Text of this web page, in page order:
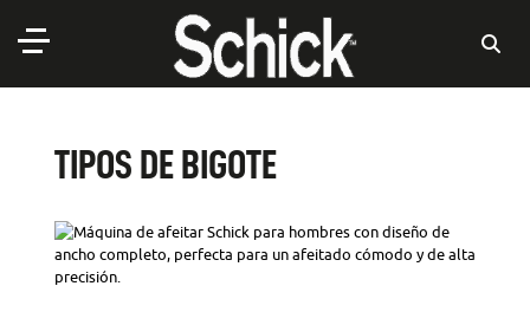
TIPOS DE BIGOTE